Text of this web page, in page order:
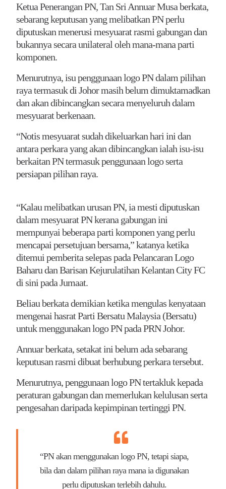
Ketua Penerangan PN, Tan Sri Annuar Musa berkata,
sebarang keputusan yang melibatkan PN perlu
diputuskan menerusi mesyuarat rasmi gabungan dan
bukannya secara unilateral oleh mana-mana parti
komponen.
Menurutnya, isu penggunaan logo PN dalam pilihan
raya termasuk di Johor masih belum dimuktamadkan
dan akan dibincangkan secara menyeluruh dalam
mesyuarat berkenaan.
“Notis mesyuarat sudah dikeluarkan hari ini dan
antara perkara yang akan dibincangkan ialah isu-isu
berkaitan PN termasuk penggunaan logo serta
persiapan pilihan raya.
“Kalau melibatkan urusan PN, ia mesti diputuskan
dalam mesyuarat PN kerana gabungan ini
mempunyai beberapa parti komponen yang perlu
mencapai persetujuan bersama,” katanya ketika
ditemui pemberita selepas pada Pelancaran Logo
Baharu dan Barisan Kejurulatihan Kelantan City FC
di sini pada Jumaat.
Beliau berkata demikian ketika mengulas kenyataan
mengenai hasrat Parti Bersatu Malaysia (Bersatu)
untuk menggunakan logo PN pada PRN Johor.
Annuar berkata, setakat ini belum ada sebarang
keputusan rasmi dibuat berhubung perkara tersebut.
Menurutnya, penggunaan logo PN tertakluk kepada
peraturan gabungan dan memerlukan kelulusan serta
pengesahan daripada kepimpinan tertinggi PN.
“PN akan menggunakan logo PN, tetapi siapa,
bila dan dalam pilihan raya mana ia digunakan
perlu diputuskan terlebih dahulu.